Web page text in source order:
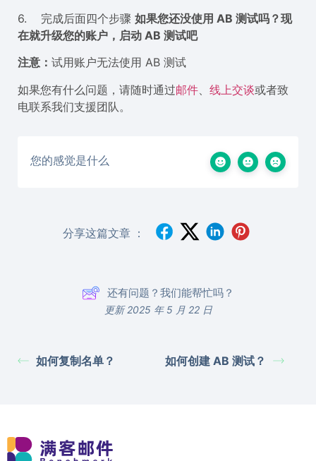
6. 完成后面四个步骤 如果您还没使用 AB 测试吗？现
在就升级您的账户，启动 AB 测试吧
注意： 试用账户无法使用 AB 测试
如果您有什么问题，请随时通过邮件 线上交谈或者致
电联系我们支援团队。
您的感觉是什么
分享这篇文章 ：
还有问题？我们能帮忙吗？
更新 2025 年 5 月 22 日
如何复制名单？ 如何创建 AB 测试？